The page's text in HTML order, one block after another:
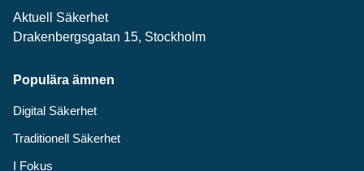
Aktuell Säkerhet
Drakenbergsgatan 15, Stockholm
Populära ämnen
Digital Säkerhet
Traditionell Säkerhet
I Fokus